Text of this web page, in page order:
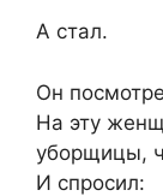
А стал.
Он
На эту
уборщицы,
И спросил: